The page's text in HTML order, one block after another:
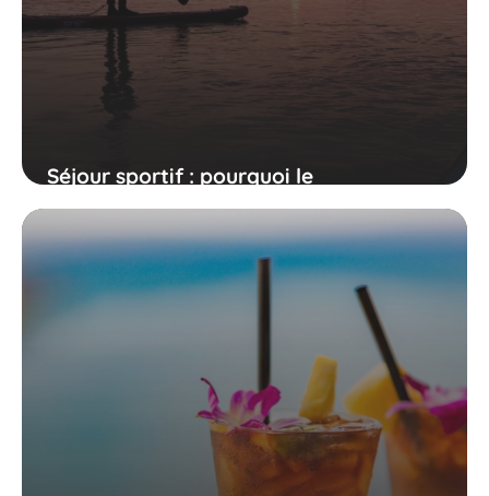
Séjour sportif : pourquoi le
paddleboard est-il le sport nautique en
vogue ?